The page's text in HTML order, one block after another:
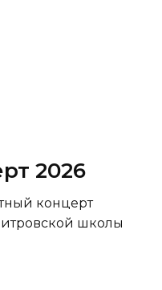
2026
концерт
школы